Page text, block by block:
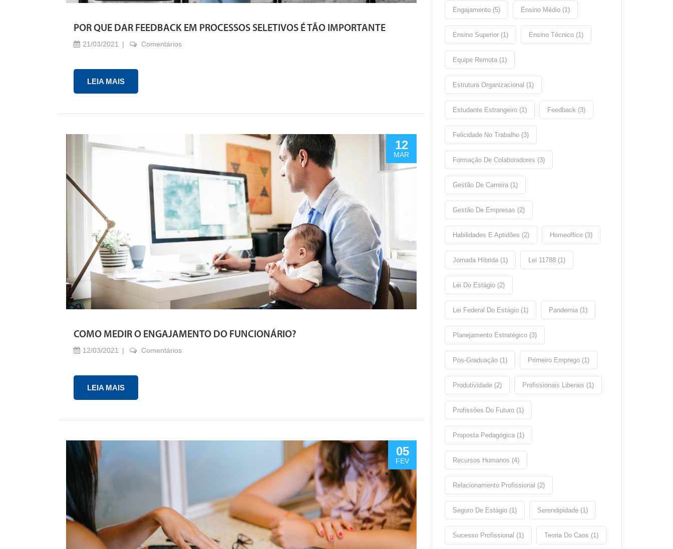
POR QUE DAR FEEDBACK EM PROCESSOS SELETIVOS É TÃO IMPORTANTE
21/03/2021 Comentários
LEIA MAIS
12
MAR
COMO MEDIR O ENGAJAMENTO DO FUNCIONÁRIO?
12/03/2021 Comentários
LEIA MAIS
05
FEV
Engajamento (5) Ensino Médio (1)
Ensino Superior (1) Ensino Técnico (1)
Equipe Remota (1)
Estrutura Organizacional (1)
Estudante Estrangeiro (1) Feedback (3)
Felicidade No Trabalho (3)
Formação De Colaboradores (3)
Gestão De Carreira (1)
Gestão De Empresas (2)
Habilidades E Aptidões (2) Homeoffice (3)
Jornada Híbrida (1) Lei 11788 (1)
Lei Do Estágio (2)
Lei Federal Do Estágio (1) Pandemia (1)
Planejamento Estratégico (3)
Pós-Graduação (1) Primeiro Emprego (1)
Produtividade (2) Profissionais Liberais (1)
Profissões Do Futuro (1)
Proposta Pedagógica (1)
Recursos Humanos (4)
Relacionamento Profissional (2)
Seguro De Estágio (1) Serendipidade (1)
Sucesso Profissional (1) Teoria Do Caos (1)